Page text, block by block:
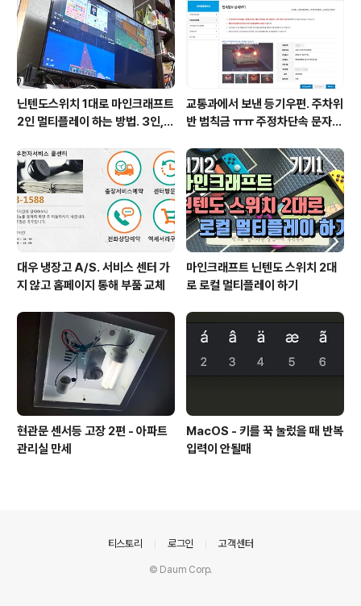
닌텐도스위치 1대로 마인크래프트
2인 멀티플레이 하는 방법. 3인, 4
교통과에서 보낸 등기우편. 주차위
반 범칙금 ㅠㅠ 주정차단속 문자알
대우 냉장고 A/S. 서비스 센터 가
지 않고 홈페이지 통해 부품 교체
마인크래프트 닌텐도 스위치 2대
로 로컬 멀티플레이 하기
현관문 센서등 고장 2편 - 아파트
관리실 만세
MacOS - 키를 꾹 눌렀을 때 반복
입력이 안될때
티스토리 로그인 고객센터
© Daum Corp.